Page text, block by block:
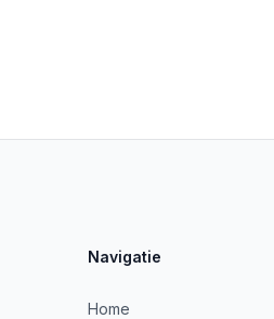
Navigatie
Home